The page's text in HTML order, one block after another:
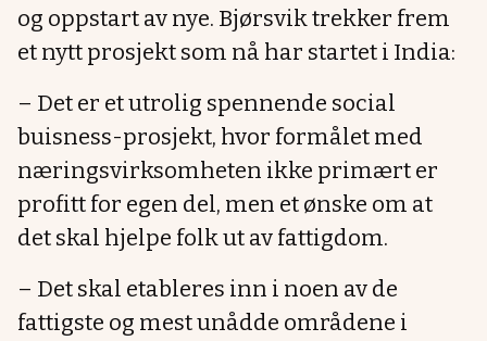
og oppstart av nye. Bjørsvik trekker frem
et nytt prosjekt som nå har startet i India:
– Det er et utrolig spennende social
buisness-prosjekt, hvor formålet med
næringsvirksomheten ikke primært er
profitt for egen del, men et ønske om at
det skal hjelpe folk ut av fattigdom.
– Det skal etableres inn i noen av de
fattigste og mest unådde områdene i